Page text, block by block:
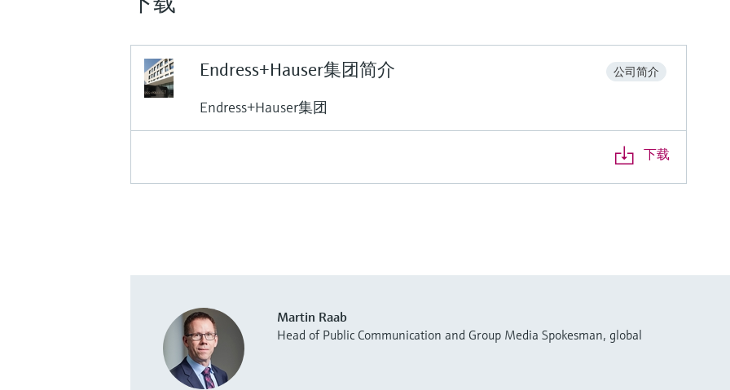
Endress+Hauser集团简介 公司简介
Endress+Hauser集团
下载
Martin Raab
Head of Public Communication and Group Media Spokesman, global